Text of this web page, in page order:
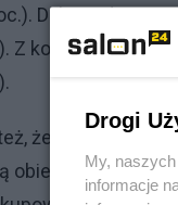
Dalej widzimy
Z kolei na końcu
że na
obiekty położone
Drogi
My,
informacje